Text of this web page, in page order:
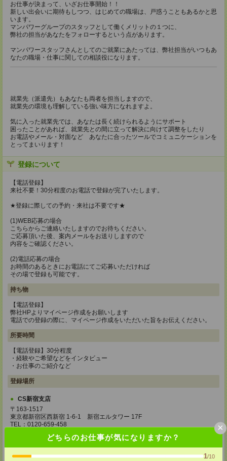
どちらのお仕事が気になりますか？
1/10
×
お仕事が決まって、いざお仕事開始！！
新しい出会いに期待もしつつ、はじめての職場は、戸惑うこともあるかと思
います。
マンパワーグループのスタッフとして働くメリットの１つに、
弊社の担当があなたをフォローするという点があります。
マンパワースタッフさんとしてのご就業にあたっては、弊社担当がいつもあ
なたの職場・仕事に関しての相談役になります。
就業先（派遣先）もあなたも両者を担当しますので、
就業先の環境も理解している強い味方になれますよ。
気に入った就業先では、あなたは長く続けられるようにサポート
困ったことがあれば、就業先との間に立って解決に向けて調整をしたり
お電話やメール・対面など あなたに合ったツールでコミュニケーションを
とってまいります！
登録について
【電話登録】
来社不要！30分程度のお電話で登録が完了いたします。
★登録に際しての予約・来社は不要です★
(1)WEB応募の場合
こちらからご連絡いたしますのでお待ちください。
ご応募頂いた後、案内メールをお送りしますので
内容をご確認ください。
(2)電話応募の場合
お時間のあるときにお電話にてご応募いただければ
その場で登録も可能です。
持ち物
【電話登録】
弊社HPよりマイページ作成をお願いします
電話での登録の際に、マイページ作成をいただいた旨をお伝えください。
所要時間
【電話登録】30分程度
・経験やご希望などをインタビュー
・お仕事のご紹介など
登録場所
CS新宿支店
〒163-1517
東京都新宿区西新宿 1-6-1 新宿エルタワー 17F
TEL：0120-659-458
CS_SHINJUKU@manpowergroup.jp
担当：採用担当
CS立川支店